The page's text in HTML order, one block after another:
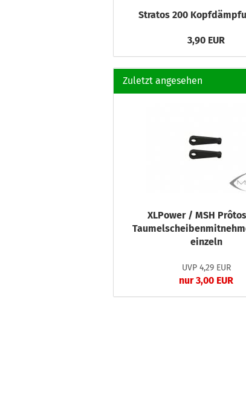
Stratos 200
3,90 EUR
Zuletzt angesehen
XLPower / MSH
einzeln
UVP 4,29 EUR
nur 3,00 EUR